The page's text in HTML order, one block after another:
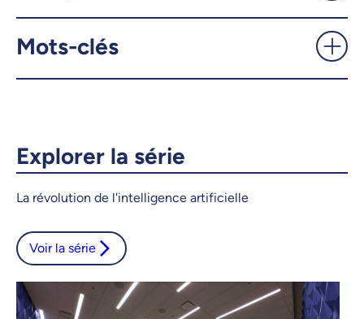
Courriel
Mots-clés
Explorer la série
La révolution de l'intelligence artificielle
Voir la série